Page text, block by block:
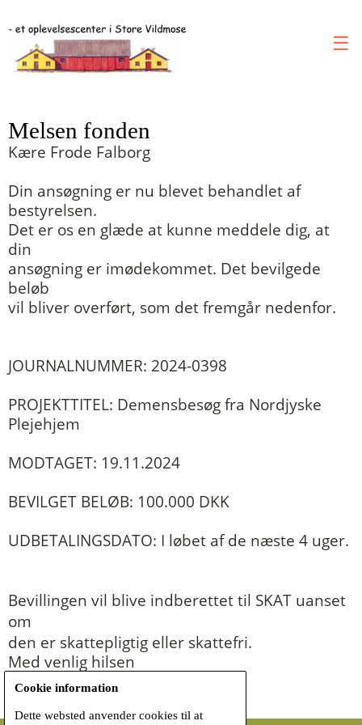
☰
Melsen fonden
Kære Frode Falborg
Din ansøgning er nu blevet behandlet af
bestyrelsen.
Det er os en glæde at kunne meddele dig, at
din
ansøgning er imødekommet. Det bevilgede
beløb
vil bliver overført, som det fremgår nedenfor.
JOURNALNUMMER: 2024-0398
PROJEKTTITEL: Demensbesøg fra Nordjyske
Plejehjem
MODTAGET: 19.11.2024
BEVILGET BELØB: 100.000 DKK
UDBETALINGSDATO: I løbet af de næste 4 uger.
Bevillingen vil blive indberettet til SKAT uanset
om
den er skattepligtig eller skattefri.
Med venlig hilsen
Melsen Fonden
Cookie information
Dette websted anvender cookies til at